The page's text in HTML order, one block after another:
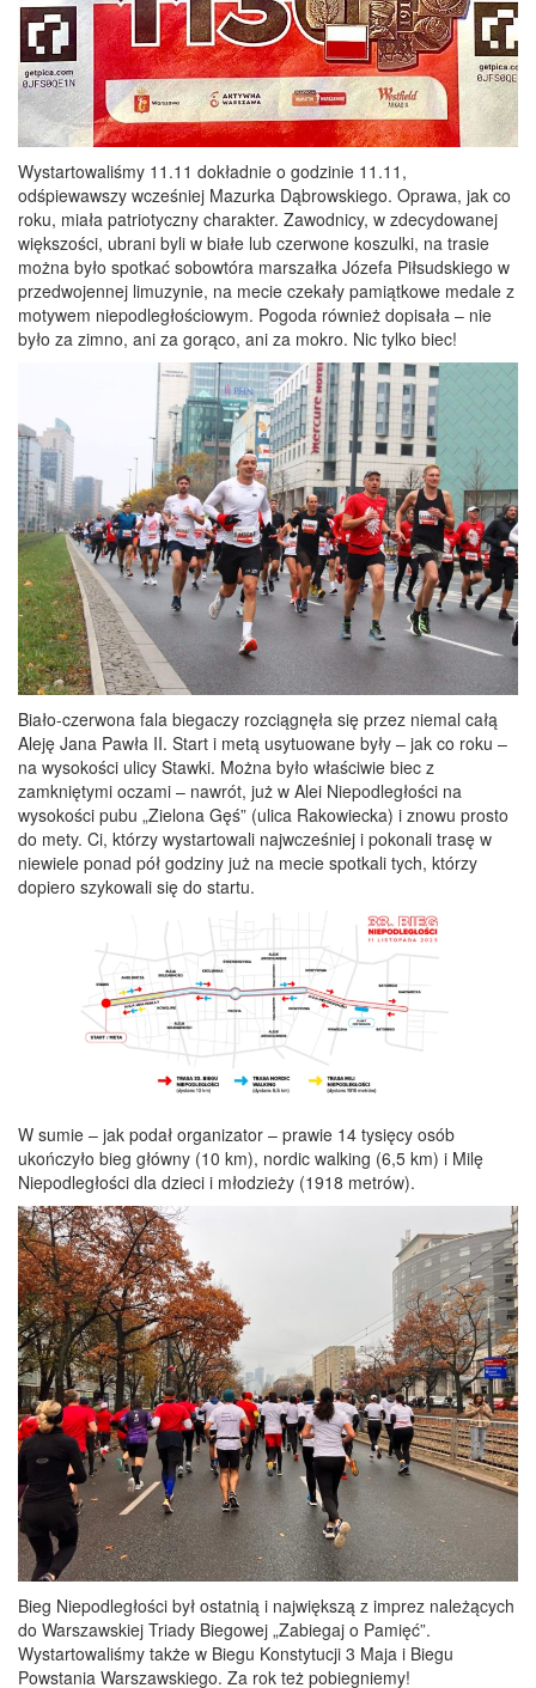
Wystartowaliśmy 11.11 dokładnie o godzinie 11.11,
odśpiewawszy wcześniej Mazurka Dąbrowskiego. Oprawa, jak co
roku, miała patriotyczny charakter. Zawodnicy, w zdecydowanej
większości, ubrani byli w białe lub czerwone koszulki, na trasie
można było spotkać sobowtóra marszałka Józefa Piłsudskiego w
przedwojennej limuzynie, na mecie czekały pamiątkowe medale z
motywem niepodległościowym. Pogoda również dopisała – nie
było za zimno, ani za gorąco, ani za mokro. Nic tylko biec!
Biało-czerwona fala biegaczy rozciągnęła się przez niemal całą
Aleję Jana Pawła II. Start i metą usytuowane były – jak co roku –
na wysokości ulicy Stawki. Można było właściwie biec z
zamkniętymi oczami – nawrót, już w Alei Niepodległości na
wysokości pubu „Zielona Gęś” (ulica Rakowiecka) i znowu prosto
do mety. Ci, którzy wystartowali najwcześniej i pokonali trasę w
niewiele ponad pół godziny już na mecie spotkali tych, którzy
dopiero szykowali się do startu.
W sumie – jak podał organizator – prawie 14 tysięcy osób
ukończyło bieg główny (10 km), nordic walking (6,5 km) i Milę
Niepodległości dla dzieci i młodzieży (1918 metrów).
Bieg Niepodległości był ostatnią i największą z imprez należących
do Warszawskiej Triady Biegowej „Zabiegaj o Pamięć”.
Wystartowaliśmy także w Biegu Konstytucji 3 Maja i Biegu
Powstania Warszawskiego. Za rok też pobiegniemy!